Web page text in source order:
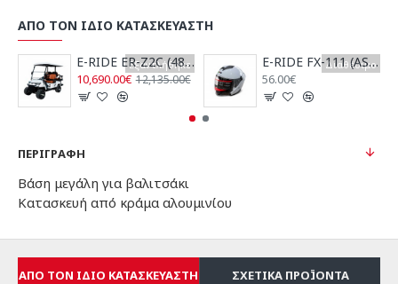
ΑΠΟ ΤΟΝ ΙΔΙΟ ΚΑΤΑΣΚΕΥΑΣΤΗ
ΕξαντλήθηκεE-RIDE ER-Z2C (48V/100AH Λιθίου)
10,690.00€ 12,135.00€
Διαθέσιμο
E-RIDE FX-111 (ASTY) ΚΡΑΝΟΣ JET ΓΚΡΙ NARDO
56.00€
ΠΕΡΙΓΡΑΦΉ
Βάση μεγάλη για βαλιτσάκι
Κατασκευή από κράμα αλουμινίου
ΑΠΌ ΤΟΝ ΊΔΙΟ ΚΑΤΑΣΚΕΥΑΣΤΉ ΣΧΕΤΙΚΆ ΠΡΟΪΌΝΤΑ